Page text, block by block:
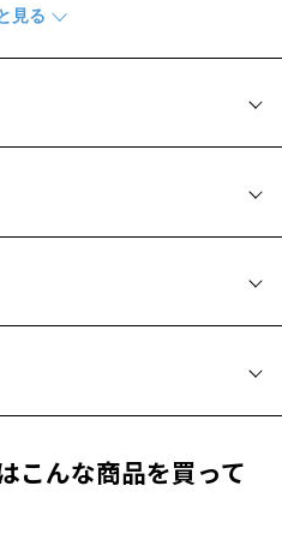
れたり欠けたりしますのでご注意
画像と異なる場合がございます。
ません。
計料金を知りたい方へ
品質保証
交換券」をお選びのうえ、
をお買い求めください。
は「レンズ交換券」はお選び
こんな商品を買って